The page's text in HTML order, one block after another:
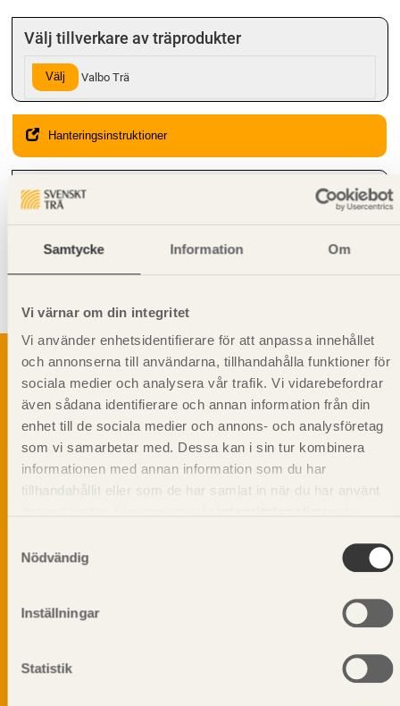
Samtycke Information Om
Vi värnar om din integritet
Vi använder enhetsidentifierare för att anpassa innehållet
och annonserna till användarna, tillhandahålla funktioner för
sociala medier och analysera vår trafik. Vi vidarebefordrar
även sådana identifierare och annan information från din
enhet till de sociala medier och annons- och analysföretag
som vi samarbetar med. Dessa kan i sin tur kombinera
informationen med annan information som du har
tillhandahållit eller som de har samlat in när du har använt
Nödvändig
Inställningar
Statistik
Välj tillverkare av träprodukter
Välj Valbo Trä
Hanteringsinstruktioner
Giltighet
Stående montering rekommenderas
Svenskt Träs Produktkatalog är svensk
sågverksnärings digitala produktkatalog för att
beskriva träprodukter och deras unika
egenskaper.
Prenumerera på Svenskt Träs